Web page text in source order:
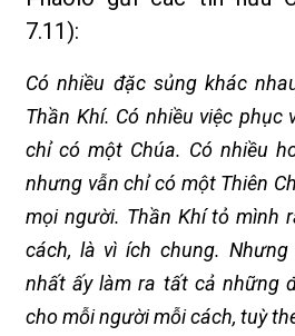
7.11):
Có nhiều đặc sủng khác
Thần Khí. Có nhiều việc phục
chỉ có một Chúa. Có nhiều
nhưng vẫn chỉ có một Thiên
mọi người. Thần Khí tỏ mình
cách, là vì ích chung.
nhất ấy làm ra tất cả những
cho mỗi người mỗi cách, tuỳ